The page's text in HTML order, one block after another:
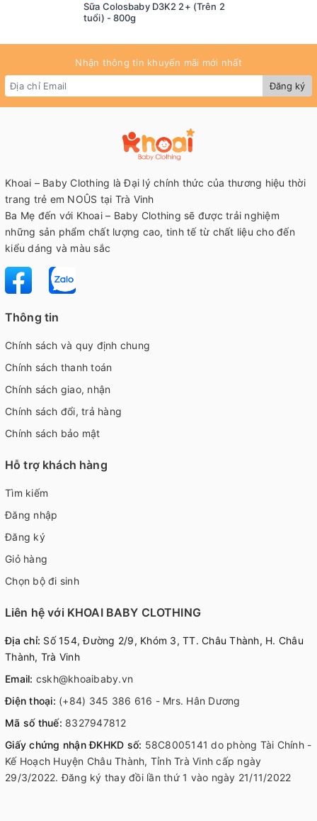
Sữa Colosbaby D3K2 2+ (Trên 2
tuổi) - 800g
Nhận thông tin khuyến mãi mới nhất
Đăng ký
Khoai – Baby Clothing là Đại lý chính thức của thương hiệu thời
trang trẻ em NOÛS tại Trà Vinh
Ba Mẹ đến với Khoai – Baby Clothing sẽ được trải nghiệm
những sản phẩm chất lượng cao, tinh tế từ chất liệu cho đến
kiểu dáng và màu sắc
Thông tin
Chính sách và quy định chung
Chính sách thanh toán
Chính sách giao, nhận
Chính sách đổi, trả hàng
Chính sách bảo mật
Hỗ trợ khách hàng
Tìm kiếm
Đăng nhập
Đăng ký
Giỏ hàng
Chọn bộ đi sinh
Liên hệ với KHOAI BABY CLOTHING
Địa chỉ: Số 154, Đường 2/9, Khóm 3, TT. Châu Thành, H. Châu
Thành, Trà Vinh
Email: cskh@khoaibaby.vn
Điện thoại: (+84) 345 386 616 - Mrs. Hân Dương
Mã số thuế: 8327947812
Giấy chứng nhận ĐKHKD số: 58C8005141 do phòng Tài Chính -
Kế Hoạch Huyện Châu Thành, Tỉnh Trà Vinh cấp ngày
29/3/2022. Đăng ký thay đồi lần thứ 1 vào ngày 21/11/2022